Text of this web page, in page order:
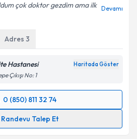
işlenmesine ilişkin
kabul ediyorum.
Talebini Gönder
çok doktor gezdim ama ilk Devamı
Adres 3
Hastanesi Haritada Göster
Çıkışı No: 1
0 (850) 811 32 74
Randevu Talep Et
Talebi